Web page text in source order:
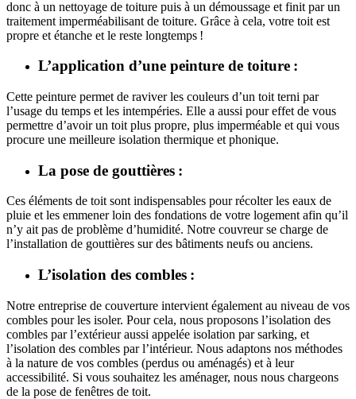
donc à un nettoyage de toiture puis à un démoussage et finit par un
traitement imperméabilisant de toiture. Grâce à cela, votre toit est
propre et étanche et le reste longtemps !
L’application d’une peinture de toiture :
Cette peinture permet de raviver les couleurs d’un toit terni par
l’usage du temps et les intempéries. Elle a aussi pour effet de vous
permettre d’avoir un toit plus propre, plus imperméable et qui vous
procure une meilleure isolation thermique et phonique.
La pose de gouttières :
Ces éléments de toit sont indispensables pour récolter les eaux de
pluie et les emmener loin des fondations de votre logement afin qu’il
n’y ait pas de problème d’humidité. Notre couvreur se charge de
l’installation de gouttières sur des bâtiments neufs ou anciens.
L’isolation des combles :
Notre entreprise de couverture intervient également au niveau de vos
combles pour les isoler. Pour cela, nous proposons l’isolation des
combles par l’extérieur aussi appelée isolation par sarking, et
l’isolation des combles par l’intérieur. Nous adaptons nos méthodes
à la nature de vos combles (perdus ou aménagés) et à leur
accessibilité. Si vous souhaitez les aménager, nous nous chargeons
de la pose de fenêtres de toit.